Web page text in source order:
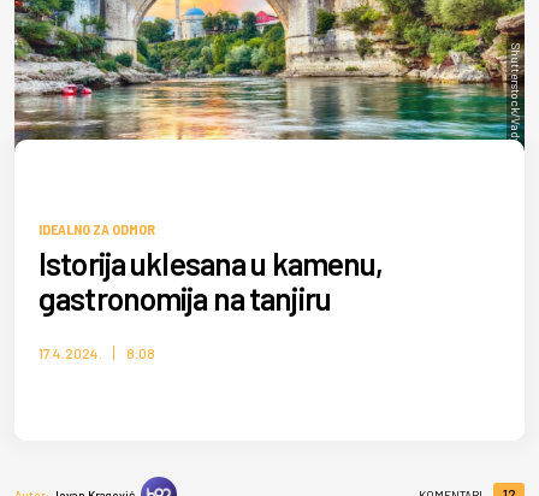
Shutterstock/Vadym Lavra
IDEALNO ZA ODMOR
Istorija uklesana u kamenu,
gastronomija na tanjiru
17.4.2024. 8:08